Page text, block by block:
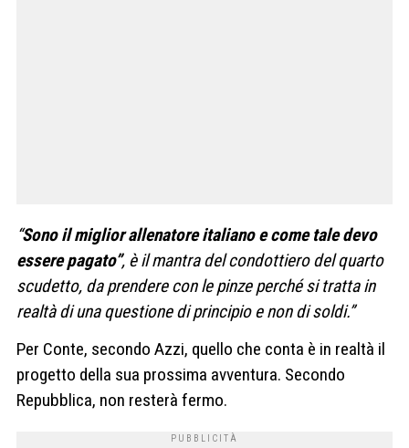
“Sono il miglior allenatore italiano e come tale devo
essere pagato”, è il mantra del condottiero del quarto
scudetto, da prendere con le pinze perché si tratta in
realtà di una questione di principio e non di soldi.”
Per Conte, secondo Azzi, quello che conta è in realtà il
progetto della sua prossima avventura. Secondo
Repubblica, non resterà fermo.